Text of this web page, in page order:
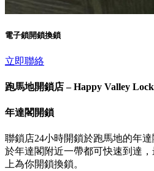
電子鎖開鎖換鎖
立即聯絡
跑馬地開鎖店 – Happy Valley
年達閣開鎖
聯鎖店24小時開鎖於跑馬地的年
於年達閣附近一帶都可快速到達
上為你開鎖換鎖。